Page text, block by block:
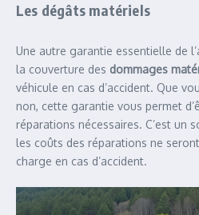
Les dégâts matériels
Une autre garantie essentielle de
la couverture des dommages
véhicule en cas d’accident. Que
non, cette garantie vous permet
réparations nécessaires. C’est un
les coûts des réparations ne
charge en cas d’accident.